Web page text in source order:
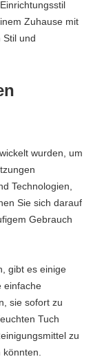
Zuhause mit
Stil und
wurden, um
Technologien,
Sie sich darauf
Gebrauch
gibt es einige
einfache
sie sofort zu
Tuch
zu
könnten.